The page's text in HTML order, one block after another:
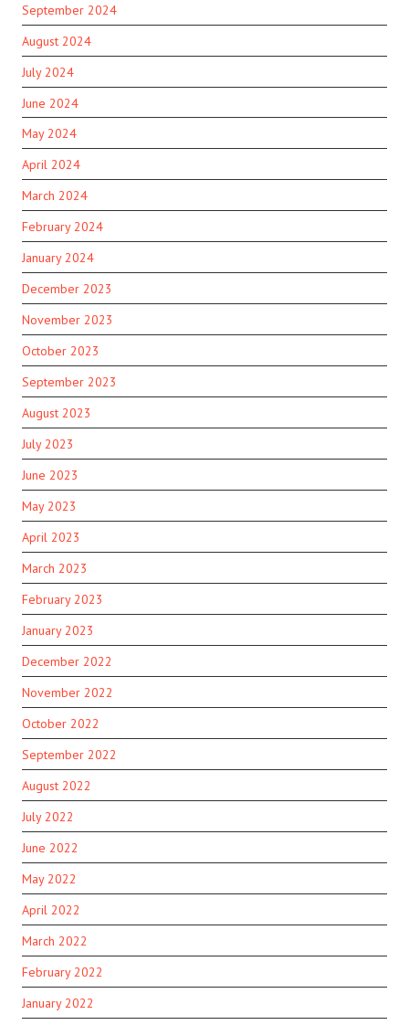
September 2024
August 2024
July 2024
June 2024
May 2024
April 2024
March 2024
February 2024
January 2024
December 2023
November 2023
October 2023
September 2023
August 2023
July 2023
June 2023
May 2023
April 2023
March 2023
February 2023
January 2023
December 2022
November 2022
October 2022
September 2022
August 2022
July 2022
June 2022
May 2022
April 2022
March 2022
February 2022
January 2022